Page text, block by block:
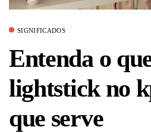
SIGNIFICADOS
Entenda o
lightstick no
que serve